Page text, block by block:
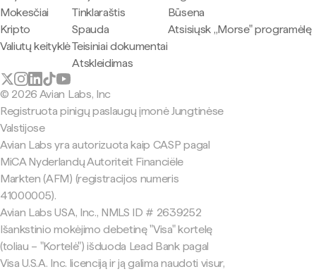
Mokesčiai
Kripto
Valiutų keityklė
Tinklaraštis
Spauda
Teisiniai dokumentai
Atskleidimas
Būsena
Atsisiųsk „Morse" programėlę
© 2026 Avian Labs, Inc
Registruota pinigų paslaugų įmonė Jungtinėse
Valstijose
Avian Labs yra autorizuota kaip CASP pagal
MiCA Nyderlandų Autoriteit Financiële
Markten (AFM) (registracijos numeris
41000005).
Avian Labs USA, Inc., NMLS ID # 2639252
Išankstinio mokėjimo debetinę "Visa" kortelę
(toliau – "Kortelė") išduoda Lead Bank pagal
Visa U.S.A. Inc. licenciją ir ją galima naudoti visur,